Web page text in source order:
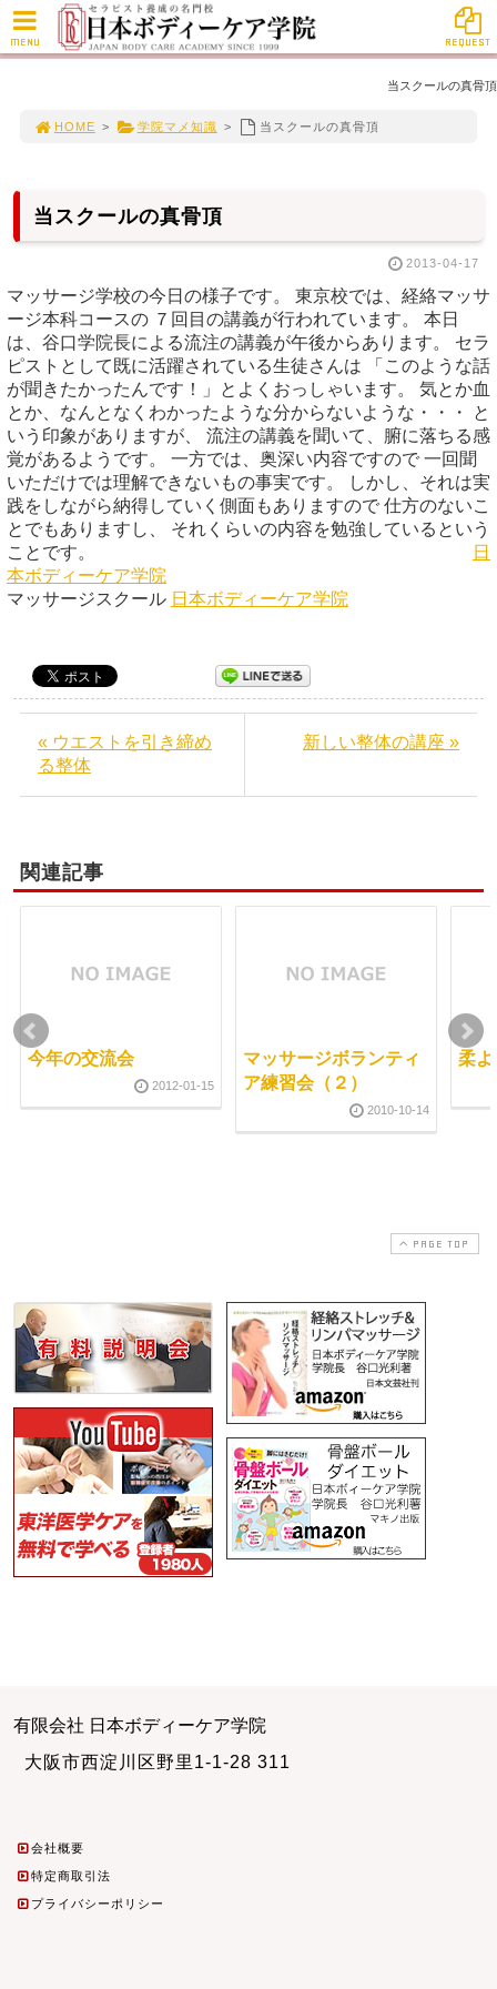
当スクールの真骨頂
HOME > 学院マメ知識 > 当スクールの真骨頂
当スクールの真骨頂
2013-04-17
マッサージ学校の今日の様子です。 東京校では、経絡マッサ
ージ本科コースの ７回目の講義が行われています。 本日
は、谷口学院長による流注の講義が午後からあります。 セラ
ピストとして既に活躍されている生徒さんは 「このような話
が聞きたかったんです！」とよくおっしゃいます。 気とか血
とか、なんとなくわかったような分からないような・・・ と
いう印象がありますが、 流注の講義を聞いて、腑に落ちる感
覚があるようです。 一方では、奥深い内容ですので 一回聞
いただけでは理解できないもの事実です。 しかし、それは実
践をしながら納得していく側面もありますので 仕方のないこ
とでもありますし、 それくらいの内容を勉強しているという
ことです。
日
本ボディーケア学院
マッサージスクール 日本ボディーケア学院
« ウエストを引き締め
る整体
新しい整体の講座 »
関連記事
今年の交流会
2012-01-15
マッサージボランティ
ア練習会（２）
2010-10-14
柔
PAGE TOP
有限会社 日本ボディーケア学院
大阪市西淀川区野里1-1-28 311
会社概要
特定商取引法
プライバシーポリシー
MENU REQUEST